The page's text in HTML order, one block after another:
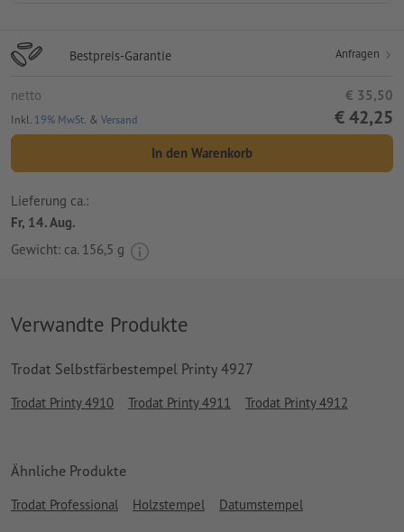
Bestpreis-Garantie Anfragen
netto € 35,50
Inkl. 19% MwSt. & Versand € 42,25
In den Warenkorb
Lieferung ca.:
Fr, 14. Aug.
Gewicht: ca. 156,5 g
Verwandte Produkte
Trodat Selbstfärbestempel Printy 4927
Trodat Printy 4910 Trodat Printy 4911 Trodat Printy 4912
Ähnliche Produkte
Trodat Professional Holzstempel Datumstempel